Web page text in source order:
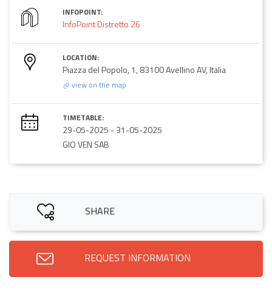
INFOPOINT:
InfoPoint Distretto 26
LOCATION:
Piazza del Popolo, 1, 83100 Avellino AV, Italia
view on the map
TIMETABLE:
29-05-2025 -31-05-2025
GIO VEN SAB
SHARE
REQUEST INFORMATION